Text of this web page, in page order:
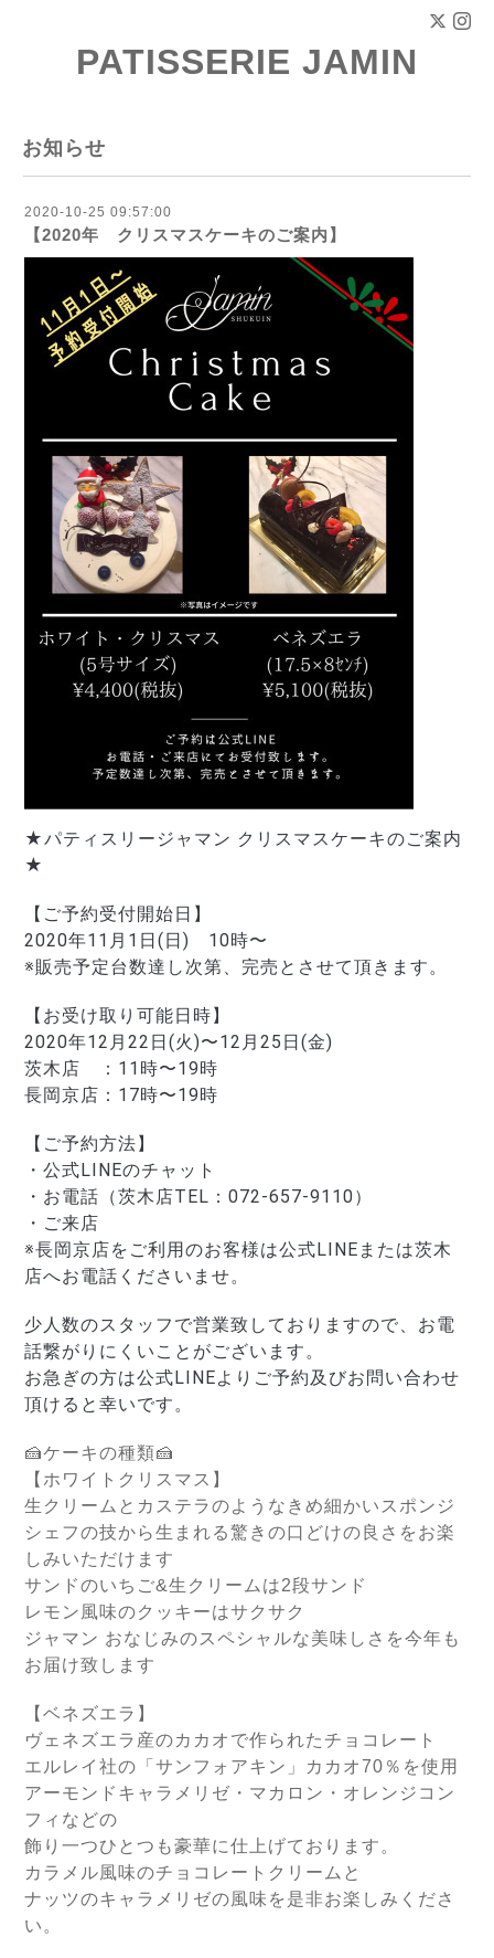
PATISSERIE JAMIN
お知らせ
2020-10-25 09:57:00
【2020年 クリスマスケーキのご案内】
★パティスリージャマン クリスマスケーキのご案内
★
【ご予約受付開始日】
2020年11月1日(日)
10時〜
※販売予定台数達し次第、完売とさせて頂きます。
【お受け取り可能日時】
2020年12月22日(火)〜12月25日(金)
茨木店　：11時〜19時
長岡京店：17時〜19時
【ご予約方法】
・公式LINEのチャット
・お電話（茨木店TEL：072-657-9110）
・ご来店
※長岡京店をご利用のお客様は公式LINEまたは茨木
店へお電話くださいませ。
少人数のスタッフで営業致しておりますので、お電
話繋がりにくいことがございます。
お急ぎの方は公式LINEよりご予約及びお問い合わせ
頂けると幸いです。
🍰ケーキの種類🍰
【ホワイトクリスマス】
生クリームとカステラのようなきめ細かいスポンジ
シェフの技から生まれる驚きの口どけの良さをお楽
しみいただけます
サンドのいちご&生クリームは2段サンド
レモン風味のクッキーはサクサク
ジャマン おなじみのスペシャルな美味しさを今年も
お届け致します
【ベネズエラ】
ヴェネズエラ産のカカオで作られたチョコレート
エルレイ社の「サンフォアキン」
カカオ70％を使用
アーモンドキャラメリゼ・マカロン・ オレンジコン
フィなどの
飾り一つひとつも豪華に仕上げております。
カラメル風味のチョコレートクリームと
ナッツのキャラメリゼの風味を是非お楽しみくださ
い。